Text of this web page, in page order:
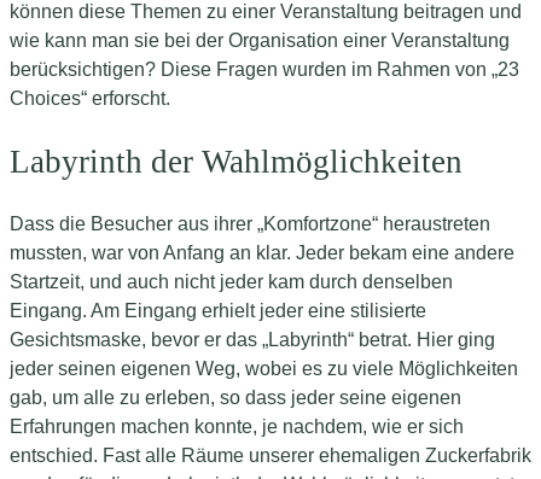
können diese Themen zu einer Veranstaltung beitragen und
wie kann man sie bei der Organisation einer Veranstaltung
berücksichtigen? Diese Fragen wurden im Rahmen von „23
Choices“ erforscht.
Labyrinth der Wahlmöglichkeiten
Dass die Besucher aus ihrer „Komfortzone“ heraustreten
mussten, war von Anfang an klar. Jeder bekam eine andere
Startzeit, und auch nicht jeder kam durch denselben
Eingang. Am Eingang erhielt jeder eine stilisierte
Gesichtsmaske, bevor er das „Labyrinth“ betrat. Hier ging
jeder seinen eigenen Weg, wobei es zu viele Möglichkeiten
gab, um alle zu erleben, so dass jeder seine eigenen
Erfahrungen machen konnte, je nachdem, wie er sich
entschied. Fast alle Räume unserer ehemaligen Zuckerfabrik